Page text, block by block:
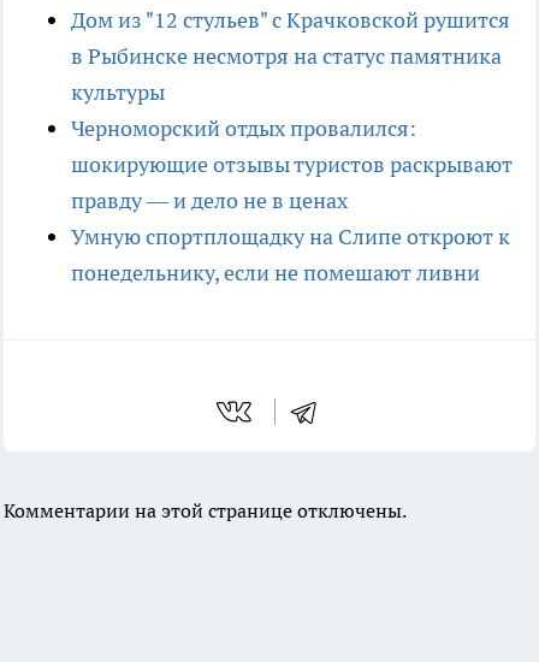
Дом из "12 стульев" с Крачковской рушится
в Рыбинске несмотря на статус памятника
культуры
Черноморский отдых провалился:
шокирующие отзывы туристов раскрывают
правду — и дело не в ценах
Умную спортплощадку на Слипе откроют к
понедельнику, если не помешают ливни
Комментарии на этой странице отключены.